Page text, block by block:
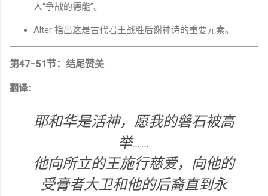
人“争战的德能”。
Alter 指出这是古代君王战胜后谢神诗的重要元素。
第47–51节：结尾赞美
翻译：
耶和华是活神，愿我的磐石被高
举……
他向所立的王施行慈爱，向他的
受膏者大卫和他的后裔直到永